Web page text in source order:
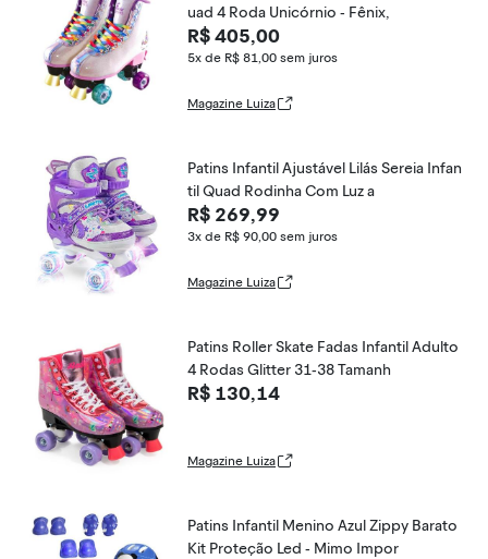
uad 4 Roda Unicórnio - Fênix,
R$ 405,00
5x de R$ 81,00 sem juros
Magazine Luiza
Patins Infantil Ajustável Lilás Sereia Infan
til Quad Rodinha Com Luz a
R$ 269,99
3x de R$ 90,00 sem juros
Magazine Luiza
Patins Roller Skate Fadas Infantil Adulto
4 Rodas Glitter 31-38 Tamanh
R$ 130,14
Magazine Luiza
Patins Infantil Menino Azul Zippy Barato
Kit Proteção Led - Mimo Impor